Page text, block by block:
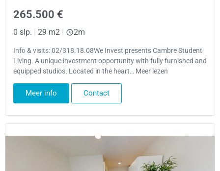
265.500 €
0 slp. 29 m2 2m
Info & visits: 02/318.18.08We Invest presents Cambre Student
Living. A unique investment opportunity with fully furnished and
equipped studios. Located in the heart… Meer lezen
Meer info Contact